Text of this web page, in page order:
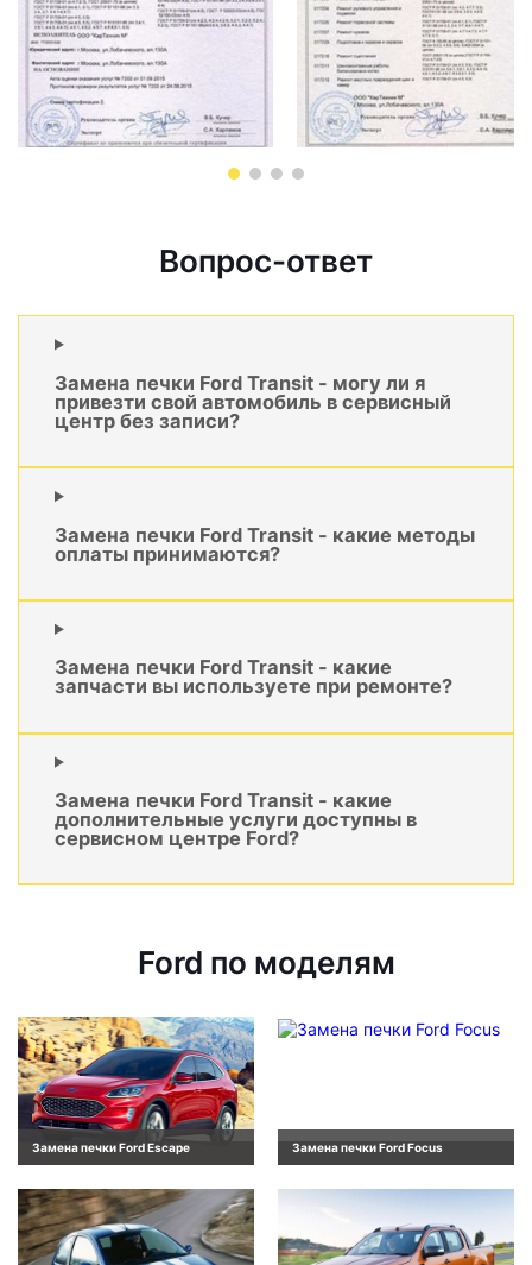
Вопрос-ответ
Замена печки Ford Transit - могу ли я
привезти свой автомобиль в сервисный
центр без записи?
Замена печки Ford Transit - какие методы
оплаты принимаются?
Замена печки Ford Transit - какие
запчасти вы используете при ремонте?
Замена печки Ford Transit - какие
дополнительные услуги доступны в
сервисном центре Ford?
Ford по моделям
Замена печки Ford Escape Замена печки Ford Focus